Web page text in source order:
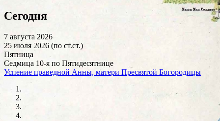
Сегодня
7 августа 2026
25 июля 2026 (по ст.ст.)
Пятница
Седмица 10-я по Пятидесятнице
Успение праведной Анны, матери Пресвятой Богородицы